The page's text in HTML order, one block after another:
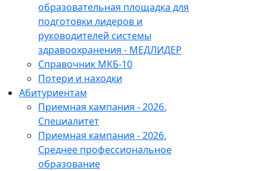
образовательная площадка для
подготовки лидеров и
руководителей системы
здравоохранения - МЕДЛИДЕР
Справочник МКБ-10
Потери и находки
Абитуриентам
Приемная кампания - 2026.
Специалитет
Приемная кампания - 2026.
Среднее профессиональное
образование